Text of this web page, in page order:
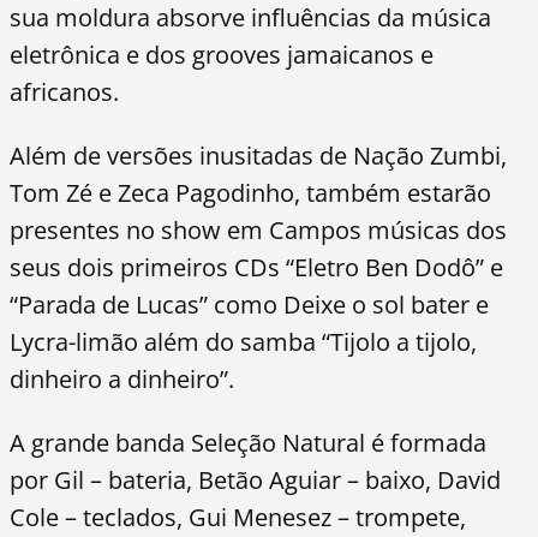
sua moldura absorve influências da música
eletrônica e dos grooves jamaicanos e
africanos.
Além de versões inusitadas de Nação Zumbi,
Tom Zé e Zeca Pagodinho, também estarão
presentes no show em Campos músicas dos
seus dois primeiros CDs “Eletro Ben Dodô” e
“Parada de Lucas” como Deixe o sol bater e
Lycra-limão além do samba “Tijolo a tijolo,
dinheiro a dinheiro”.
A grande banda Seleção Natural é formada
por Gil – bateria, Betão Aguiar – baixo, David
Cole – teclados, Gui Menesez – trompete,